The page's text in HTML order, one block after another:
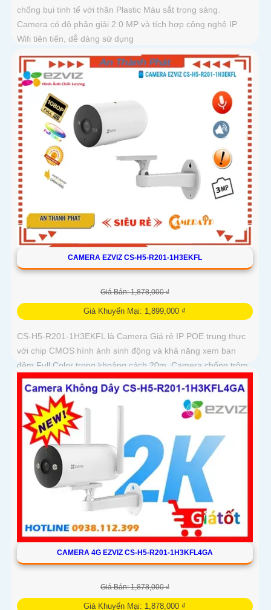
chống bụi tinh tế với thân Plastic Màu sắt trong sáng.
Camera có độ phân giải 2.0 MP và tích hợp công nghệ IP
Wifi tiên tiến, dễ dàng sử dụng
CAMERA EZVIZ CS-H5-R201-1H3EKFL
Giá Bán: 1,878,000 ₫
Giá Khuyến Mại: 1,899,000 ₫
CS-H5-R201-1H3EKFL là Camera Giá rẻ IP POE trung thực
với chip CMOS hình ảnh sinh động và khả năng xem ban
đêm Full Color trong khoảng cách 20m. Camera chống trộm
hiệu quả giá rẻ và tiết kiệm có độ phân giải 3
CAMERA 4G EZVIZ CS-H5-R201-1H3KFL4GA
Giá Bán: 1,878,000 ₫
Giá Khuyến Mại: 1,878,000 ₫